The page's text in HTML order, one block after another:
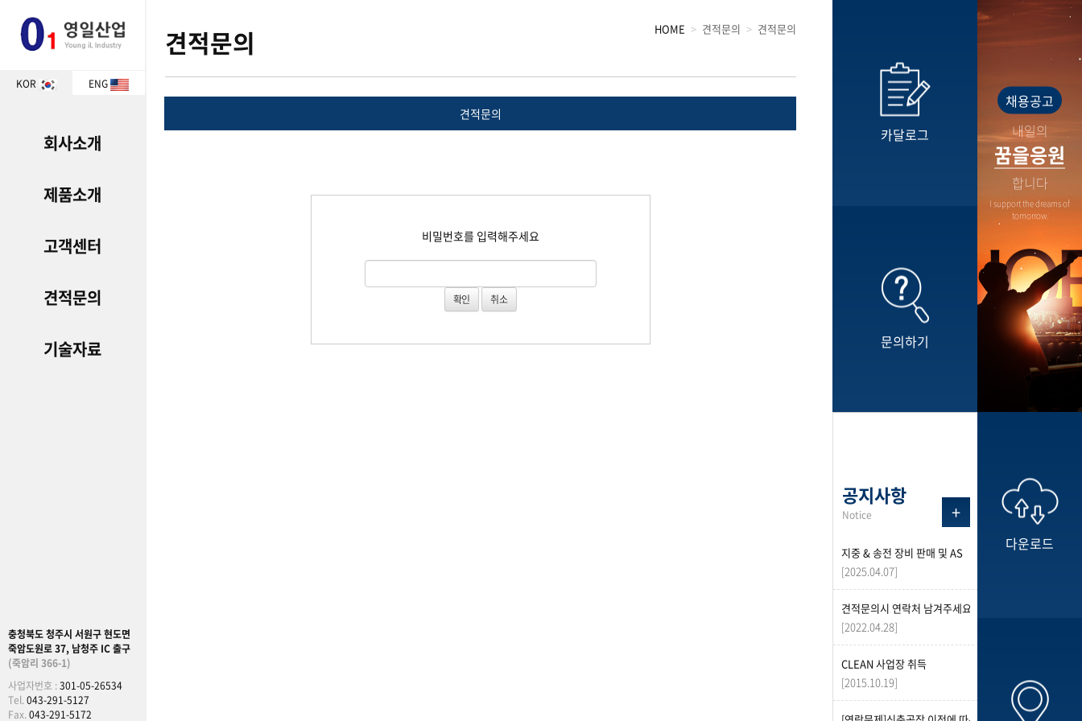
KOR ENG
회사소개
제품소개
고객센터
견적문의
기술자료
충청북도 청주시 서원구 현도면
죽암도원로 37, 남청주 IC 출구
(죽암리 366-1)
사업자번호 :301-05-26534
Tel.043-291-5127
Fax.043-291-5172
견적문의 HOME 견적문의 견적문의
견적문의
비밀번호를 입력해주세요
취소
카달로그
문의하기
공지사항
Notice +
지중 & 송전 장비 판매 및 AS
[2025.04.07]
견적문의시 연락처 남겨주세요
[2022.04.28]
CLEAN 사업장 취득
[2015.10.19]
채용공고
내일의
꿈을응원
합니다
I support the dreams of
tomorrow.
다운로드